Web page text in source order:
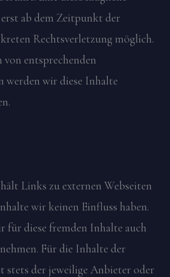
ab dem Zeitpunkt der
Rechtsverletzung möglich.
von entsprechenden
werden wir diese Inhalte
Links zu externen Webseiten
wir keinen Einfluss haben.
für diese fremden Inhalte auch
Für die Inhalte der
stets der jeweilige Anbieter oder